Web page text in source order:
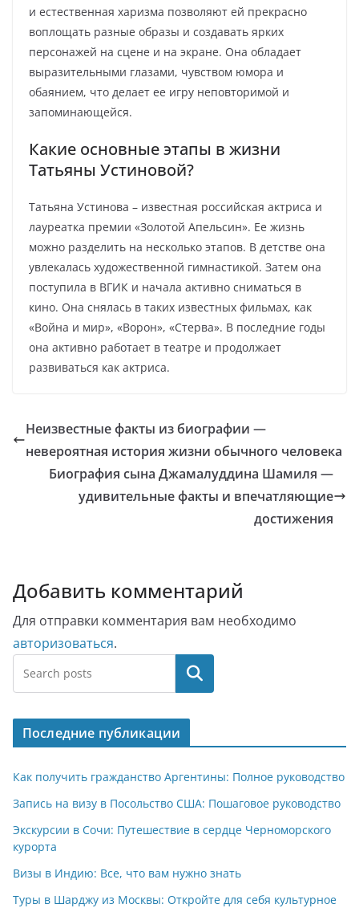
и естественная харизма позволяют ей прекрасно
воплощать разные образы и создавать ярких
персонажей на сцене и на экране. Она обладает
выразительными глазами, чувством юмора и
обаянием, что делает ее игру неповторимой и
запоминающейся.
Какие основные этапы в жизни
Татьяны Устиновой?
Татьяна Устинова – известная российская актриса и
лауреатка премии «Золотой Апельсин». Ее жизнь
можно разделить на несколько этапов. В детстве она
увлекалась художественной гимнастикой. Затем она
поступила в ВГИК и начала активно сниматься в
кино. Она снялась в таких известных фильмах, как
«Война и мир», «Ворон», «Стерва». В последние годы
она активно работает в театре и продолжает
развиваться как актриса.
Неизвестные факты из биографии —
невероятная история жизни обычного человека
Биография сына Джамалуддина Шамиля —
удивительные факты и впечатляющие
достижения
Добавить комментарий
Для отправки комментария вам необходимо
авторизоваться.
Поиск
Последние публикации
Как получить гражданство Аргентины: Полное руководство
Запись на визу в Посольство США: Пошаговое руководство
Экскурсии в Сочи: Путешествие в сердце Черноморского
курорта
Визы в Индию: Все, что вам нужно знать
Туры в Шарджу из Москвы: Откройте для себя культурное